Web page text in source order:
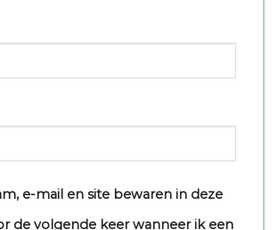
e-mail en site bewaren in deze
de volgende keer wanneer ik een